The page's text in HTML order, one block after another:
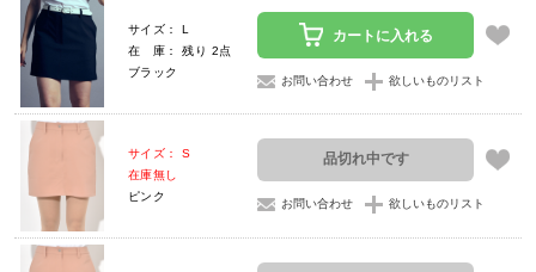
サイズ： L
在 庫： 残り 2点
ブラック
カートに入れる
お問い合わせ 欲しいものリスト
サイズ： S
在庫無し
ピンク
品切れ中です
お問い合わせ 欲しいものリスト